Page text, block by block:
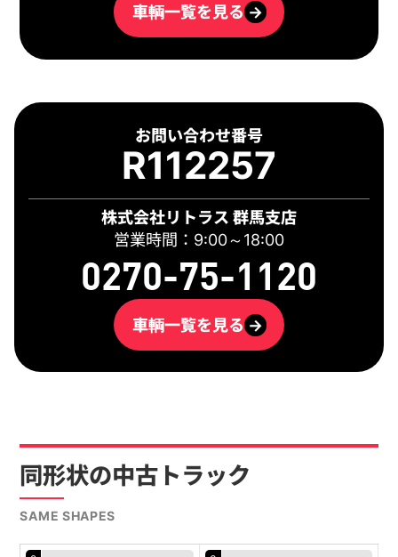
お問い合わせ番号
R112257
株式会社リトラス 群馬支店
営業時間：9:00～18:00
0270-75-1120
車輌一覧を見る →
車輌一覧を見る →
同形状の中古トラック
SAME SHAPES